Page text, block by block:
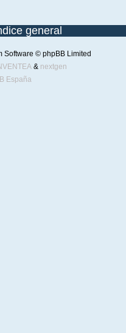
general
Software © phpBB Limited
& nextgen
España